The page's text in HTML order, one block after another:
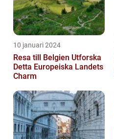
10 januari 2024
Resa till Belgien Utforska
Detta Europeiska Landets
Charm